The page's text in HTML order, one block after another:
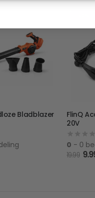
Bladblazer
FlinQ
20V
0 - 0
19.99